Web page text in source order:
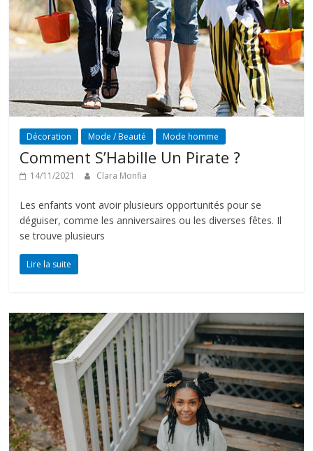
Décoration Mode / Beauté Mode homme
Comment S’Habille Un Pirate ?
14/11/2021 Clara Monfia
Les enfants vont avoir plusieurs opportunités pour se
déguiser, comme les anniversaires ou les diverses fêtes. Il
se trouve plusieurs
Lire la suite